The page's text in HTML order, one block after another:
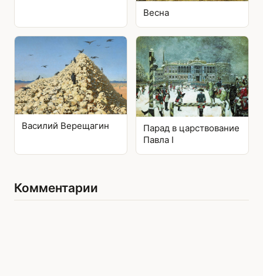
Весна
Василий Верещагин
Парад в царствование
Павла I
Комментарии